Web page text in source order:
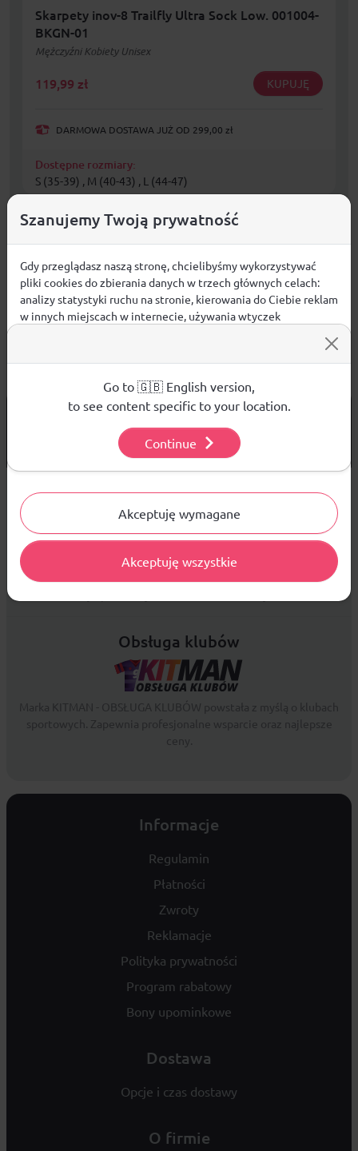
Skarpety inov-8 Trailfly Ultra Sock Low. 001004-
BKGN-01
Mężczyźni Kobiety Unisex
119,99 zł KUPUJĘ
DARMOWA DOSTAWA JUŻ OD 299,00 zł
Dostępne rozmiary:
S (35-39) , M (40-43) , L (44-47)
DARMOWA WYSYŁKAod 299 PLN
14 DNINA ZWROT TOWARU
Sprzedaż hurtowa
Platforma B2B zapewnia profesjonalną obsługę biznesową i
Obsługa klubów
Informacje
Regulamin
Płatności
Zwroty
Reklamacje
Polityka prywatności
Program rabatowy
Bony upominkowe
Dostawa
Opcje i czas dostawy
O firmie
Szanujemy Twoją prywatność
Gdy przeglądasz naszą stronę, chcielibyśmy wykorzystywać
pliki cookies do zbierania danych w trzech głównych celach:
analizy statystyki ruchu na stronie, kierowania do Ciebie reklam
w innych miejscach w internecie, używania wtyczek
używanych plików cookies.
Aby dowiedzieć się więcej o plikach cookie i tym, jak
wykorzystujemy Twoje dane, odwiedź naszą Polityką
Akceptuję wymagane
Akceptuję wszystkie
Go to 🇬🇧 English version,
to see content specific to your location.
Continue